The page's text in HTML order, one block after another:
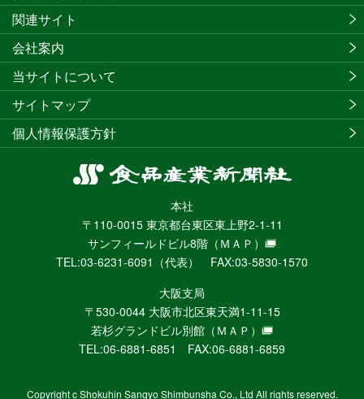
食
産
業
新
聞
社
ニ
ュ
ー
WEB
本社
〒110-0015 東京都台東区東上野2-1-11
サンフィールドビル8階 （ＭＡＰ）
TEL:03-6231-6091（代表） FAX:03-5830-1570
大阪支局
〒530-0044 大阪市北区東天満1-11-15
若杉グランドビル別館 （ＭＡＰ）
TEL:06-6881-6851 FAX:06-6881-6859
関連サイト
会社案内
当サイトについて
サイトマップ
個人情報保護方針
Copyright c Shokuhin Sangyo Shimbunsha Co., Ltd All rights reserved.